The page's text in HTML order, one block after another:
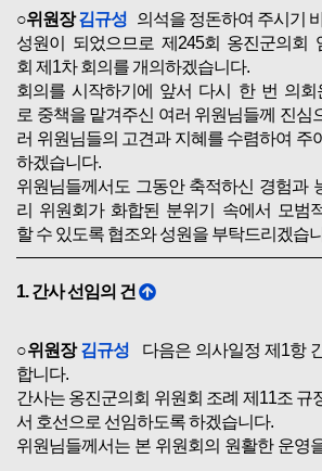
○위원장김규성 의석을 정돈하여 주시기
성원이 되었으므로 제245회 옹진군의회
회 제1차 회의를 개의하겠습니다.
회의를 시작하기에 앞서 다시 한 번 의회
로 중책을 맡겨주신 여러 위원님들께 진심
러 위원님들의 고견과 지혜를 수렴하여 주
하겠습니다.
위원님들께서도 그동안 축적하신 경험과
리 위원회가 화합된 분위기 속에서 모범
할 수 있도록 협조와 성원을 부탁드리겠습
1. 간사 선임의 건
○위원장김규성 다음은 의사일정 제1항
합니다.
간사는 옹진군의회 위원회 조례 제11조 규
서 호선으로 선임하도록 하겠습니다.
위원님들께서는 본 위원회의 원활한 운영